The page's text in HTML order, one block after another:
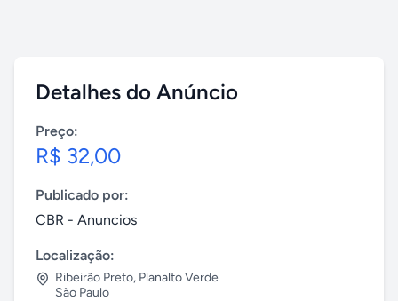
Detalhes do Anúncio
Preço:
R$ 32,00
Publicado por:
CBR - Anuncios
Localização:
Ribeirão Preto, Planalto Verde
São Paulo